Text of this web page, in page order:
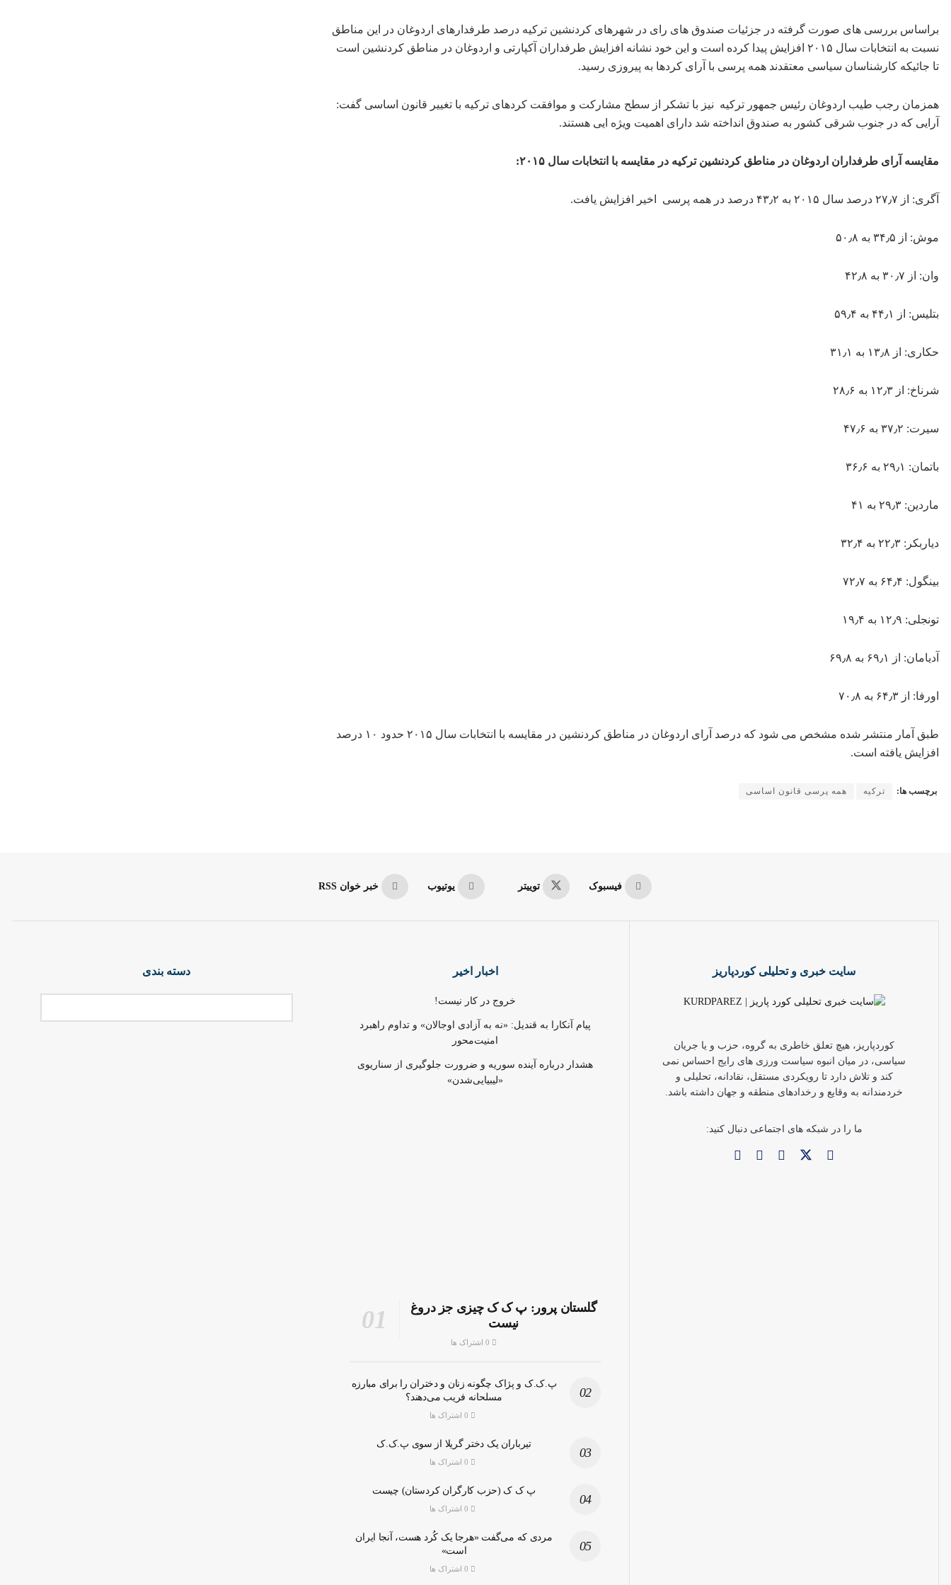
براساس بررسی های صورت گرفته در جزئیات صندوق های رای در شهرهای کردنشین ترکیه درصد طرفدارهای اردوغان در این مناطق
نسبت به انتخابات سال ۲۰۱۵ افزایش پیدا کرده است و این خود نشانه افزایش طرفداران آکپارتی و اردوغان در مناطق کردنشین است
تا جائیکه کارشناسان سیاسی معتقدند همه پرسی با آرای کردها به پیروزی رسید.
همزمان رجب طیب اردوغان رئیس جمهور ترکیه نیز با تشکر از سطح مشارکت و موافقت کردهای ترکیه با تغییر قانون اساسی گفت:
آرایی که در جنوب شرقی کشور به صندوق انداخته شد دارای اهمیت ویژه ایی هستند.
مقایسه آرای طرفداران اردوغان در مناطق کردنشین ترکیه در مقایسه با انتخابات سال ۲۰۱۵:
آگری: از ۲۷٫۷ درصد سال ۲۰۱۵ به ۴۳٫۲ درصد در همه پرسی اخیر افزایش یافت.
موش: از ۳۴٫۵ به ۵۰٫۸
وان: از ۳۰٫۷ به ۴۲٫۸
بتلیس: از ۴۴٫۱ به ۵۹٫۴
حکاری: از ۱۳٫۸ به ۳۱٫۱
شرناخ: از ۱۲٫۳ به ۲۸٫۶
سیرت: ۳۷٫۲ به ۴۷٫۶
باتمان: ۲۹٫۱ به ۳۶٫۶
ماردین: ۲۹٫۳ به ۴۱
دیاربکر: ۲۲٫۳ به ۳۲٫۴
بینگول: ۶۴٫۴ به ۷۲٫۷
تونجلی: ۱۲٫۹ به ۱۹٫۴
آدیامان: از ۶۹٫۱ به ۶۹٫۸
اورفا: از ۶۴٫۳ به ۷۰٫۸
طبق آمار منتشر شده مشخص می شود که درصد آرای اردوغان در مناطق کردنشین در مقایسه با انتخابات سال ۲۰۱۵ حدود ۱۰ درصد
افزایش یافته است.
برچسب ها: ترکیه همه پرسی قانون اساسی
فیسبوک توییتر یوتیوب خبر خوان RSS
سایت خبری و تحلیلی کوردپاریز
کوردپاریز، هیچ تعلق خاطری به گروه، حزب و یا جریان
سیاسی، در میان انبوه سیاست ورزی های رایج احساس نمی
کند و تلاش دارد تا رویکردی مستقل، نقادانه، تحلیلی و
خردمندانه به وقایع و رخدادهای منطقه و جهان داشته باشد.
ما را در شبکه های اجتماعی دنبال کنید:
اخبار اخیر
خروج در کار نیست!
پیام آنکارا به قندیل: «نه به آزادی اوجالان» و تداوم راهبرد
امنیت‌محور
هشدار درباره آینده سوریه و ضرورت جلوگیری از سناریوی
«لیبیایی‌شدن»
گلستان پرور: پ ک ک چیزی جز دروغ
نیست
پ.ک.ک و پژاک چگونه زنان و دختران را برای مبارزه
مسلحانه فریب می‌دهند؟
تیرباران یک دختر گریلا از سوی پ.ک.ک
پ ک ک (حزب کارگران کردستان) چیست
مردی که می‌گفت «هرجا یک کُرد هست، آنجا ایران
است»
دسته بندی